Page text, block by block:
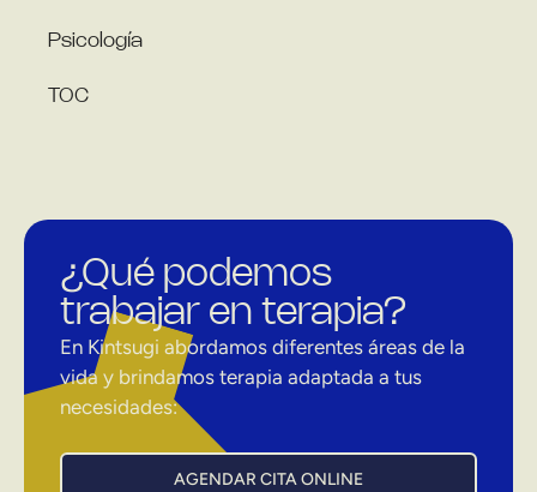
Psicología
TOC
¿Qué podemos
trabajar en terapia?
En Kintsugi abordamos diferentes áreas de la
vida y brindamos terapia adaptada a tus
necesidades:
AGENDAR CITA ONLINE